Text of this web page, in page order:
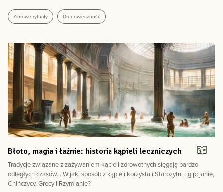
Ziołowe rytuały Długowieczność
Błoto, magia i łaźnie: historia kąpieli leczniczych
Tradycje związane z zażywaniem kąpieli zdrowotnych sięgają bardzo
odległych czasów... W jaki sposób z kąpieli korzystali Starożytni Egipcjanie,
Chińczycy, Grecy i Rzymianie?